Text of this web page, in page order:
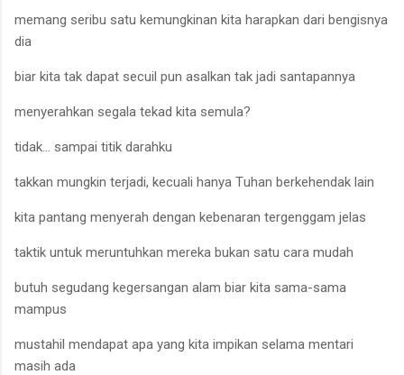
memang seribu satu kemungkinan kita harapkan dari bengisnya
dia
biar kita tak dapat secuil pun asalkan tak jadi santapannya
menyerahkan segala tekad kita semula?
tidak sampai titik darahku
takkan mungkin terjadi, kecuali hanya Tuhan berkehendak lain
kita pantang menyerah dengan kebenaran tergenggam jelas
taktik untuk meruntuhkan mereka bukan satu cara mudah
butuh segudang kegersangan alam biar kita sama-sama
mampus
mustahil mendapat apa yang kita impikan selama mentari
masih ada